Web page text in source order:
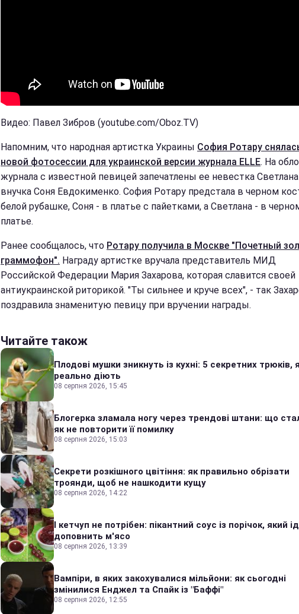
Видео: Павел Зибров (youtube.com/Oboz.TV)
Напомним, что народная артистка Украины София Ротару
новой фотосессии для украинской версии журнала ELLE. На
журнала с известной певицей запечатлены ее невестка
внучка Соня Евдокименко. София Ротару предстала в черном
белой рубашке, Соня - в платье с пайетками, а Светлана - в
платье.
Ранее сообщалось, что Ротару получила в Москве "Почетный
граммофон". Награду артистке вручала представитель МИД
Российской Федерации Мария Захарова, которая славится своей
антиукраинской риторикой. "Ты сильнее и круче всех", - так
поздравила знаменитую певицу при вручении награды.
Читайте також
Плодові мушки зникнуть із кухні: 5 секретних трюків,
реально діють
08 серпня 2026, 15:45
Блогерка зламала ногу через трендові штани: що
як не повторити її помилку
08 серпня 2026, 15:03
Секрети розкішного цвітіння: як правильно обрізати
троянди, щоб не нашкодити кущу
08 серпня 2026, 14:22
І кетчуп не потрібен: пікантний соус із порічок, який
доповнить м'ясо
08 серпня 2026, 13:39
Вампіри, в яких закохувалися мільйони: як сьогодні
змінилися Енджел та Спайк із "Баффі"
08 серпня 2026, 12:55